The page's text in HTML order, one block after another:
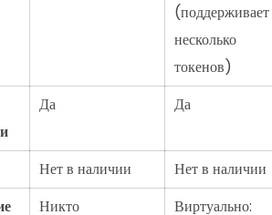
(поддерживает
несколько
токенов)
Да Да
Нет в наличии
Нет в наличии
Никто
Виртуально: